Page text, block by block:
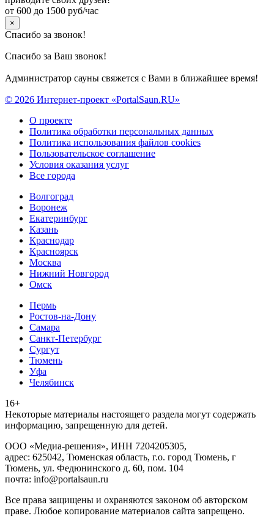
от 600 до 1500 руб/час
×
Спасибо за звонок!
Спасибо за Ваш звонок!
Администратор сауны свяжется с Вами в ближайшее время!
© 2026 Интернет-проект «PortalSaun.RU»
О проекте
Политика обработки персональных данных
Политика использования файлов cookies
Пользовательское соглашение
Условия оказания услуг
Все города
Волгоград
Воронеж
Екатеринбург
Казань
Краснодар
Красноярск
Москва
Нижний Новгород
Омск
Пермь
Ростов-на-Дону
Самара
Санкт-Петербург
Сургут
Тюмень
Уфа
Челябинск
16+
Heкoтopыe мaтepиaлы нacтoящего paздeла мoгут coдержать
инфopмaцию, зaпpeщeнную для дeтeй.
ООО «Медиа-решения», ИНН 7204205305,
адрес: 625042, Тюменская область, г.о. город Тюмень, г
Тюмень, ул. Федюнинского д. 60, пом. 104
почта: info@portalsaun.ru
Вce прaвa зaщищeны и oxpaняютcя зaкoнoм oб aвтopcкoм
прaве. Любoe кoпиpoвaниe мaтepиaлов caйтa зaпpeщeнo.